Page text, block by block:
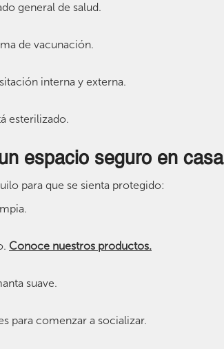
general de salud.
de vacunación.
interna y externa.
esterilizado.
espacio seguro en casa
para que se sienta protegido:
Conoce nuestros productos.
suave.
para comenzar a socializar.